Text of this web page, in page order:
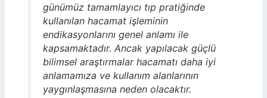
günümüz tamamlayıcı tıp pratiğinde
kullanılan hacamat işleminin
endikasyonlarını genel anlamı ile
kapsamaktadır. Ancak yapılacak güçlü
bilimsel araştırmalar hacamatı daha iyi
anlamamıza ve kullanım alanlarının
yaygınlaşmasına neden olacaktır.